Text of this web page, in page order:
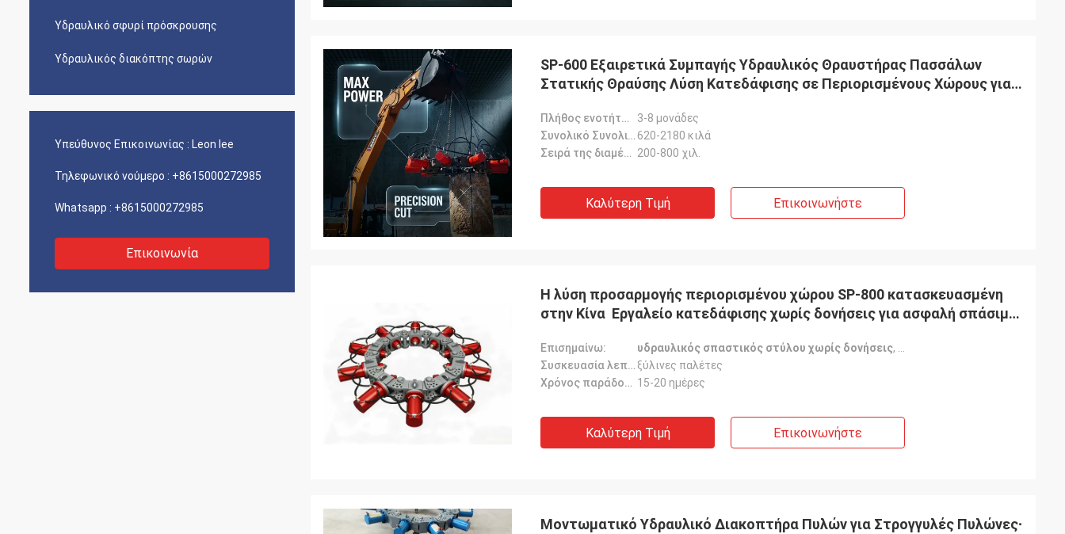
Υδραυλικό σφυρί πρόσκρουσης
Υδραυλικός διακόπτης σωρών
Υπεύθυνος Επικοινωνίας : Leon lee
Τηλεφωνικό νούμερο : +8615000272985
Whatsapp : +8615000272985
Επικοινωνία
SP-600 Εξαιρετικά Συμπαγής Υδραυλικός Θραυστήρας Πασσάλων
Στατικής Θραύσης Λύση Κατεδάφισης σε Περιορισμένους Χώρους για
Πλήθος ενοτήτων:
3-8 μονάδες
Συνολικό Συνολικό Βάρος: 620-2180 κιλά
Σειρά της διαμέτρου σωρών: 200-800 χιλ.
Καλύτερη Τιμή Επικοινωνήστε
Η λύση προσαρμογής περιορισμένου χώρου SP-800 κατασκευασμένη
στην Κίνα ️ Εργαλείο κατεδάφισης χωρίς δονήσεις για ασφαλή σπάσιμο
Επισημαίνω: υδραυλικός σπαστικός στύλου χωρίς δονήσεις,
Συσκευασία λεπτομέρειες: ξύλινες παλέτες
Χρόνος παράδοσης: 15-20 ημέρες
Καλύτερη Τιμή Επικοινωνήστε
Μοντωματικό Υδραυλικό Διακοπτήρα Πυλών για Στρογγυλές Πυλώνες∙